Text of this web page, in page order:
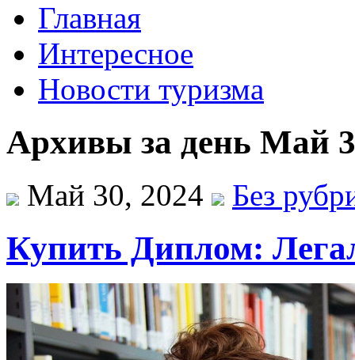
Главная
Интересное
Новости туризма
Архивы за день Май
Май 30, 2024 Без
Купить Диплом: